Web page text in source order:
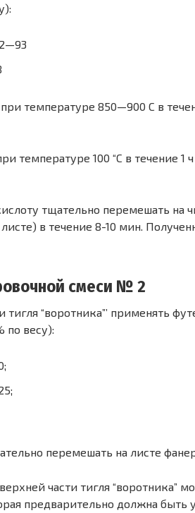
температуре 850—900 С в
температуре 100 “С в течение 1
тщательно перемешать на
в течение 8-10 мин.
смеси № 2
“воротника”’ применять
по весу):
перемешать на листе
части тигля “воротника”
предварительно должна быть